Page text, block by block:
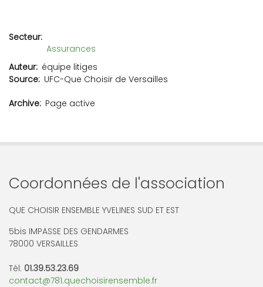
Secteur
Assurances
Auteur équipe litiges
Source UFC-Que Choisir de Versailles
Archive Page active
Coordonnées de l'association
QUE CHOISIR ENSEMBLE YVELINES SUD ET EST
5bis IMPASSE DES GENDARMES
78000 VERSAILLES
Tél: 01.39.53.23.69
contact@781.quechoisirensemble.fr